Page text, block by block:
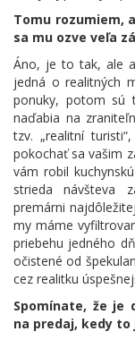
Tomu rozumiem,
sa mu ozve veľa
Áno, je to tak, ale
jedná o realitných
ponuky, potom sú
naďabia na
tzv. „realitní
pokochať sa vašim
vám robil
strieda návšteva
premárni
my máme
priebehu jedného
očistené od
cez realitku
Spomínate, že je
na predaj, kedy to